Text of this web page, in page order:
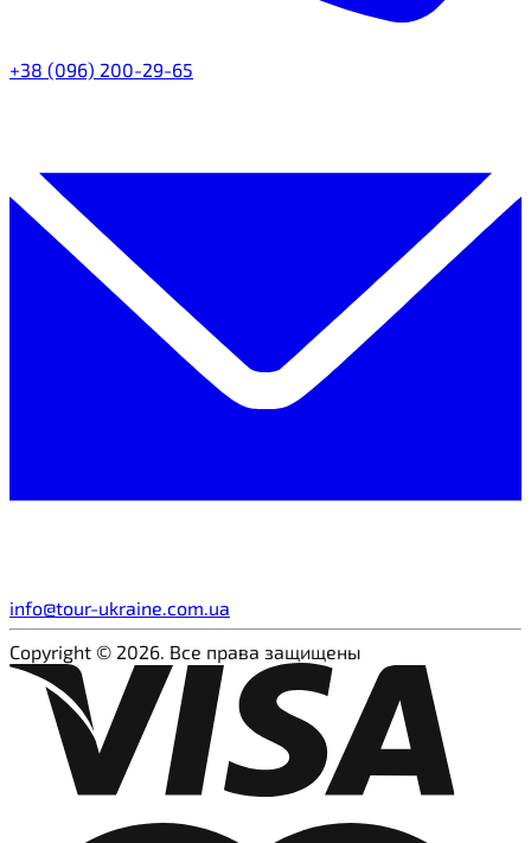
+38 (096) 200-29-65
info@tour-ukraine.com.ua
Copyright © 2026. Все права защищены